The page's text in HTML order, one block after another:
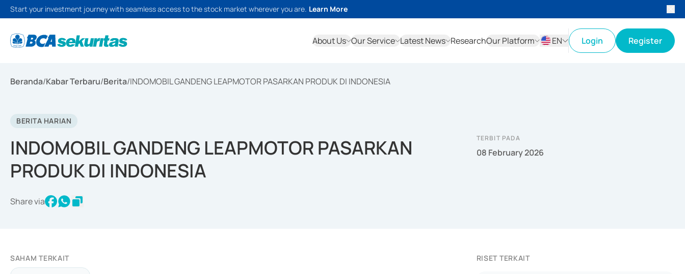
Start your investment journey with seamless access to the stock market wherever you are. Learn More
About Us Our Service Latest News ResearchOur Platform
EN
Login Register
Beranda/Kabar Terbaru/Berita/INDOMOBIL GANDENG LEAPMOTOR PASARKAN PRODUK DI INDONESIA
BERITA HARIAN
INDOMOBIL GANDENG LEAPMOTOR PASARKAN
PRODUK DI INDONESIA
Share via
TERBIT PADA
08 February 2026
SAHAM TERKAIT RISET TERKAIT